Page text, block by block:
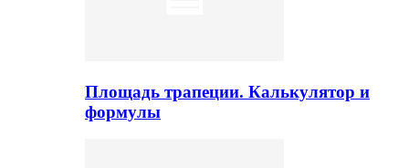
Площадь трапеции. Калькулятор и
формулы